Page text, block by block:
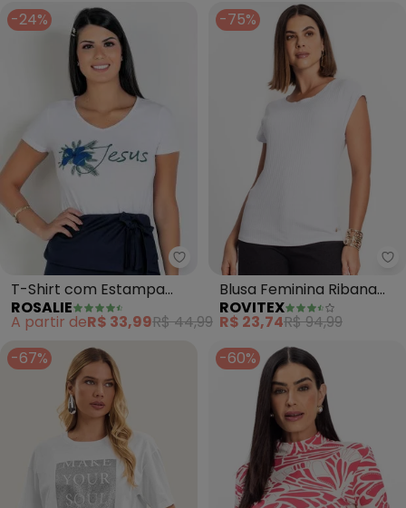
-24%
Rosalie - T-Shirt com
T-Shirt com Estampa
Frontal e Decote V
(Branca)
ROSALIE
A partir deR$ 33,99R$ 44,99
-75%
Blusa Feminina Ribana
Canelada Básica
(Branco)
ROVITEX
R$ 23,74R$ 94,99
-67%
-60%